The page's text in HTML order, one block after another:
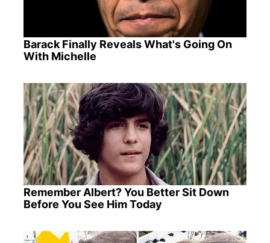
Barack Finally Reveals What's Going On
With Michelle
Remember Albert? You Better Sit Down
Before You See Him Today